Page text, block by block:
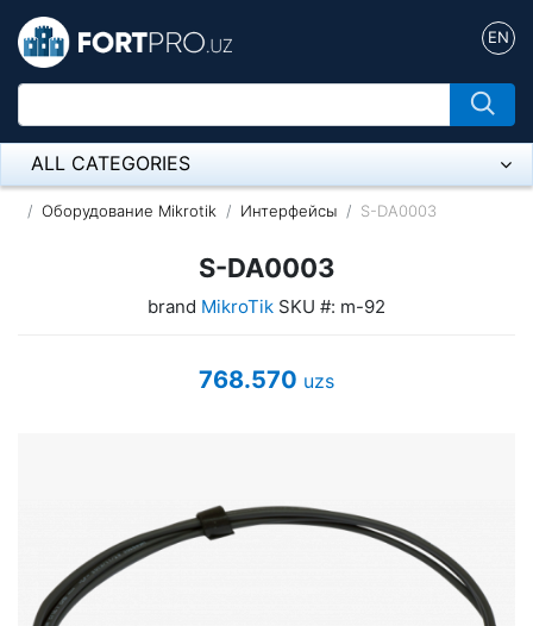
EN
ALL CATEGORIES
Микрофон
Оборудование Mikrotik
Stereo systems
Server equipment
Оборудование Mikrotik Интерфейсы S-DA0003
S-DA0003
brand MikroTik SKU #: m-92
768.570 uzs